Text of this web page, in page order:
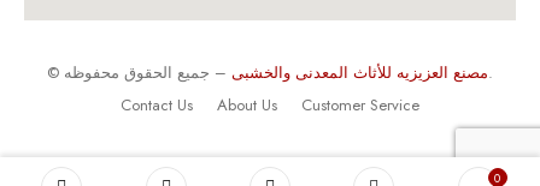
© مصنع العزيزيه للأثاث المعدنى والخشبى– جميع الحقوق محفوظه.
Contact Us
About Us Customer Service
0